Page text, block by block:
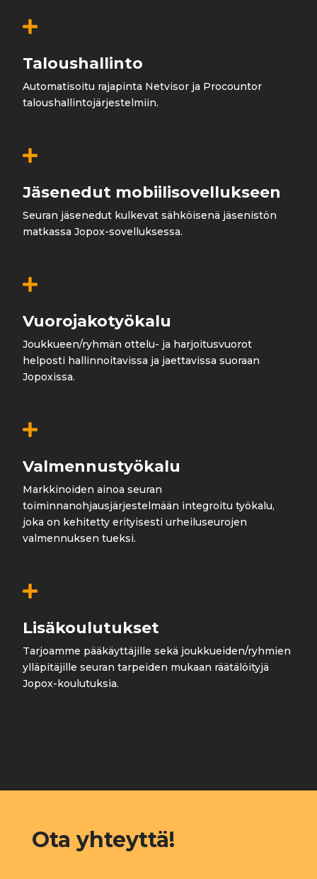

Taloushallinto
Automatisoitu rajapinta Netvisor ja Procountor
taloushallintojärjestelmiin.

Jäsenedut mobiilisovellukseen
Seuran jäsenedut kulkevat sähköisenä jäsenistön
matkassa Jopox-sovelluksessa.

Vuorojakotyökalu
Joukkueen/ryhmän ottelu- ja harjoitusvuorot
helposti hallinnoitavissa ja jaettavissa suoraan
Jopoxissa.

Valmennustyökalu
Markkinoiden ainoa seuran
toiminnanohjausjärjestelmään integroitu työkalu,
joka on kehitetty erityisesti urheiluseurojen
valmennuksen tueksi.

Lisäkoulutukset
Tarjoamme pääkäyttäjille sekä joukkueiden/ryhmien
ylläpitäjille seuran tarpeiden mukaan räätälöityjä
Jopox-koulutuksia.
Ota yhteyttä!